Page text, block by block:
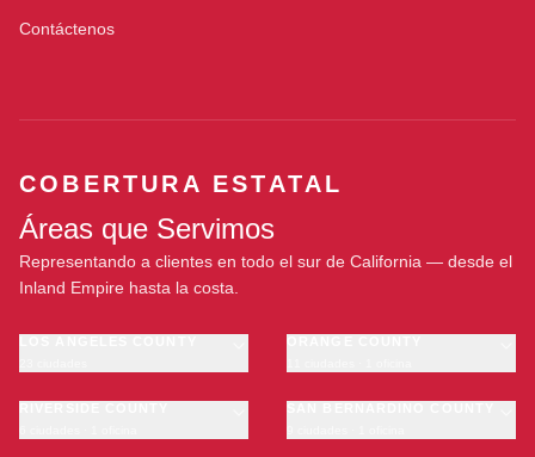
Contáctenos
COBERTURA ESTATAL
Áreas que Servimos
Representando a clientes en todo el sur de California — desde el
Inland Empire hasta la costa.
Glendale
Irvine